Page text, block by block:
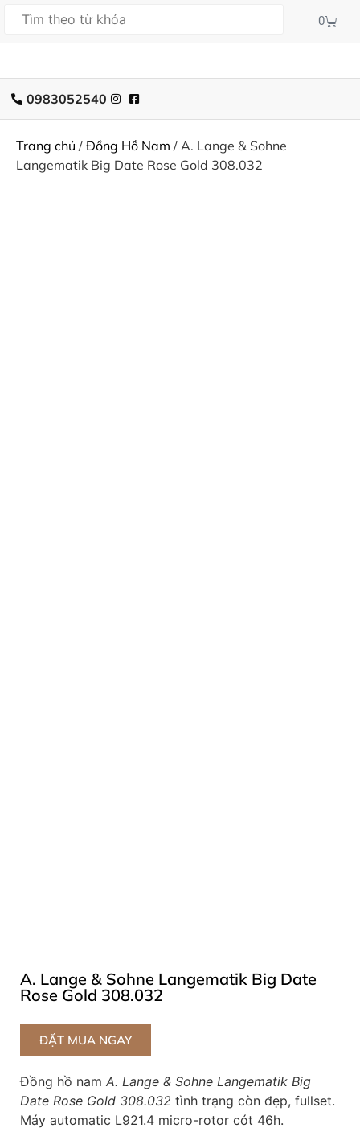
0
0983052540
Trang chủ / Đồng Hồ Nam / A. Lange & Sohne
Langematik Big Date Rose Gold 308.032
A. Lange & Sohne Langematik Big Date
Rose Gold 308.032
ĐẶT MUA NGAY
Đồng hồ nam A. Lange & Sohne Langematik Big
Date Rose Gold 308.032 tình trạng còn đẹp, fullset.
Máy automatic L921.4 micro-rotor cót 46h.